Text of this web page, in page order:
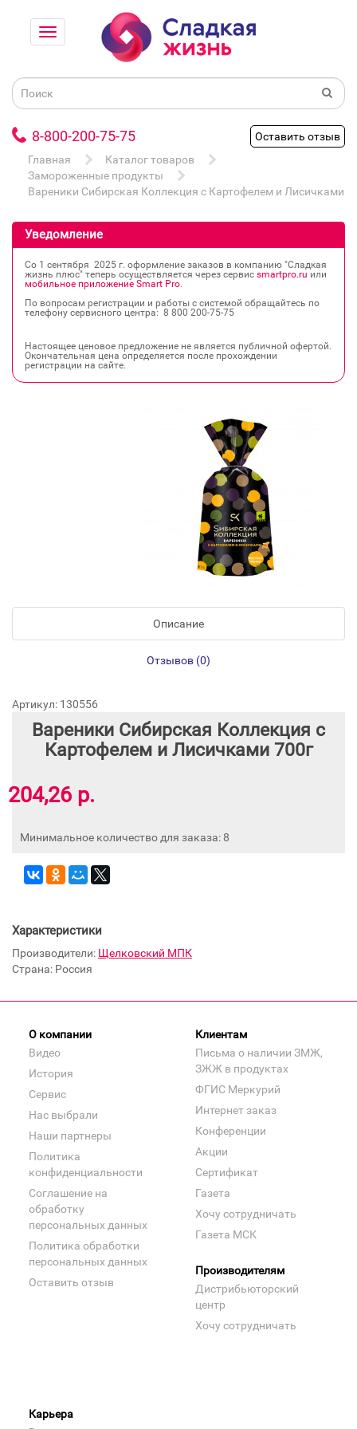
8-800-200-75-75
Оставить отзыв
Главная
Каталог товаров
Замороженные продукты
Вареники Сибирская Коллекция с Картофелем и Лисичками
Уведомление
Со 1 сентября 2025 г. оформление заказов в компанию "Сладкая
жизнь плюс" теперь осуществляется через сервис smartpro.ru или
мобильное приложение Smart Pro.
По вопросам регистрации и работы с системой обращайтесь по
телефону сервисного центра: 8 800 200‐75‐75
Настоящее ценовое предложение не является публичной офертой.
Окончательная цена определяется после прохождении
регистрации на сайте.
Описание
Отзывов (0)
Артикул: 130556
Вареники Сибирская Коллекция с
Картофелем и Лисичками 700г
204,26 р.
Минимальное количество для заказа: 8
Характеристики
Производители: Щелковский МПК
Страна: Россия
О компании
Видео
История
Сервис
Нас выбрали
Наши партнеры
Политика
конфиденциальности
Соглашение на
обработку
персональных данных
Политика обработки
персональных данных
Оставить отзыв
Клиентам
Письма о наличии ЗМЖ,
ЗЖЖ в продуктах
ФГИС Меркурий
Интернет заказ
Конференции
Акции
Сертификат
Газета
Хочу сотрудничать
Газета МСК
Производителям
Дистрибьюторский
центр
Хочу сотрудничать
Карьера